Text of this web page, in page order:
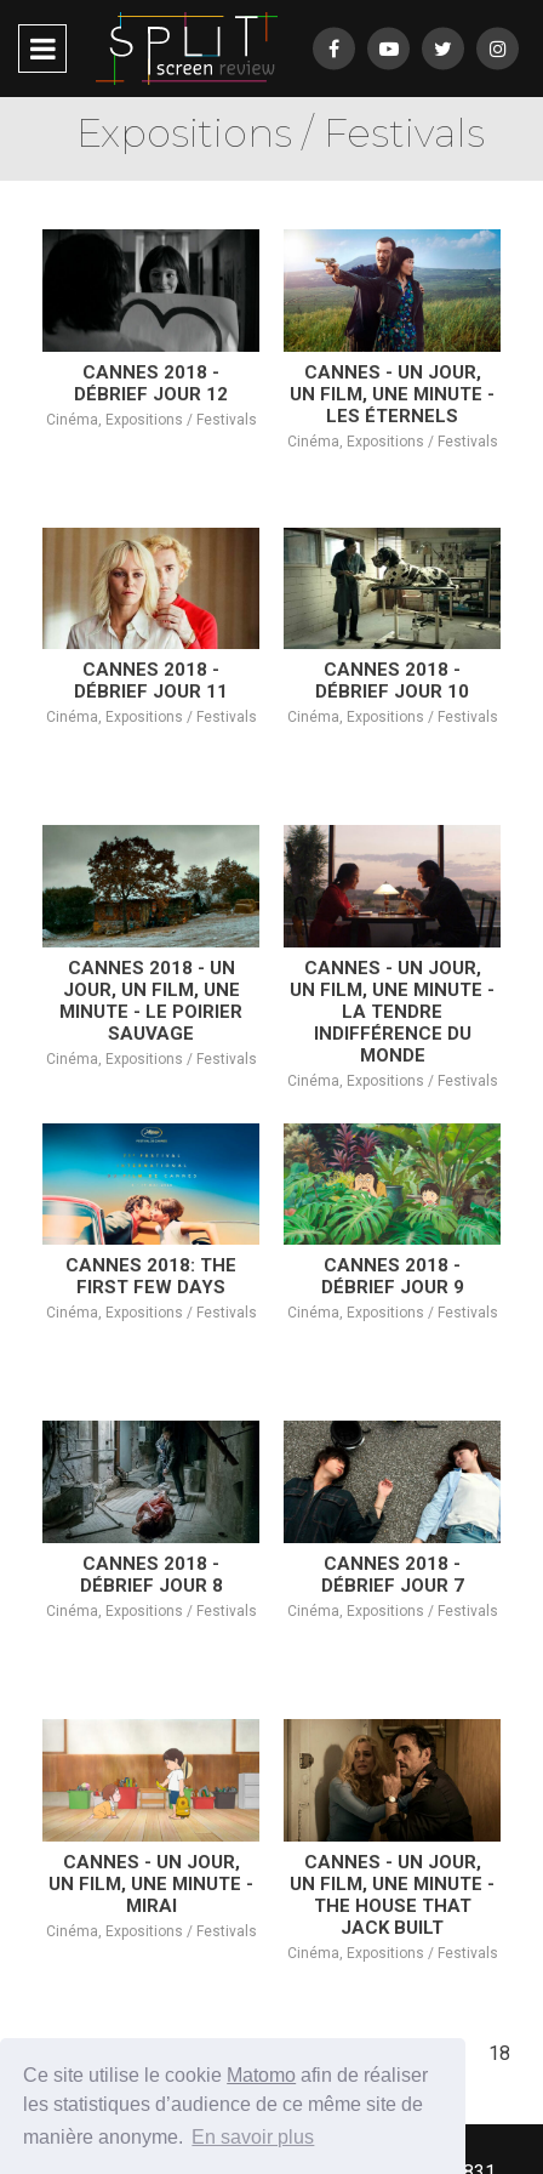
Ce site utilise le cookie Matomo afin de réaliser
les statistiques d’audience de ce même site de
manière anonyme.
En savoir plus
Expositions / Festivals
CANNES 2018 -
DÉBRIEF JOUR 12
Cinéma, Expositions / Festivals
CANNES - UN JOUR,
UN FILM, UNE MINUTE -
LES ÉTERNELS
Cinéma, Expositions / Festivals
CANNES 2018 -
DÉBRIEF JOUR 11
Cinéma, Expositions / Festivals
CANNES 2018 -
DÉBRIEF JOUR 10
Cinéma, Expositions / Festivals
CANNES 2018 - UN
JOUR, UN FILM, UNE
MINUTE - LE POIRIER
SAUVAGE
Cinéma, Expositions / Festivals
CANNES - UN JOUR,
UN FILM, UNE MINUTE -
LA TENDRE
INDIFFÉRENCE DU
MONDE
Cinéma, Expositions / Festivals
CANNES 2018: THE
FIRST FEW DAYS
Cinéma, Expositions / Festivals
CANNES 2018 -
DÉBRIEF JOUR 9
Cinéma, Expositions / Festivals
CANNES 2018 -
DÉBRIEF JOUR 8
Cinéma, Expositions / Festivals
CANNES 2018 -
DÉBRIEF JOUR 7
Cinéma, Expositions / Festivals
CANNES - UN JOUR,
UN FILM, UNE MINUTE -
MIRAI
Cinéma, Expositions / Festivals
CANNES - UN JOUR,
UN FILM, UNE MINUTE -
THE HOUSE THAT
JACK BUILT
Cinéma, Expositions / Festivals
18
next ❭